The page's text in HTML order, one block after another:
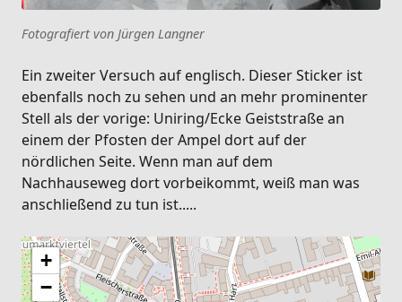
Fotografiert von Jürgen Langner
Ein zweiter Versuch auf englisch. Dieser Sticker ist
ebenfalls noch zu sehen und an mehr prominenter
Stell als der vorige: Uniring/Ecke Geiststraße an
einem der Pfosten der Ampel dort auf der
nördlichen Seite. Wenn man auf dem
Nachhauseweg dort vorbeikommt, weiß man was
anschließend zu tun ist.....
+
−